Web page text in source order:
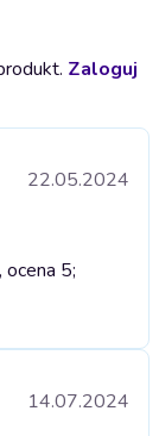
Zaloguj
22.05.2024
5;
14.07.2024